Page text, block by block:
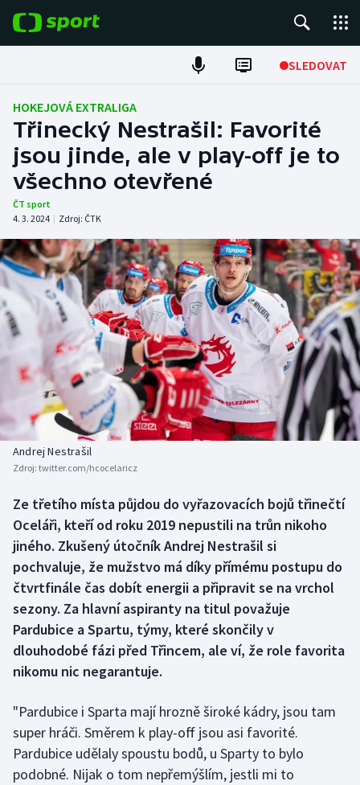
SLEDOVAT
Fotbal
Hokej
Tenis
Atletika
Cyklistika
DALŠÍ SPORTY
Americký fotbal
Baseball a softbal
Basketbal
Biatlon
Box
Curling
Dostihy
Florbal
Futsal
Golf
Gymnastika
NEPŘEHLÉDNĚTE
Soutěže
Historické návraty
Aplikace ČT sport
HOKEJOVÁ EXTRALIGA
Třinecký Nestrašil: Favorité
jsou jinde, ale v play-off je to
všechno otevřené
ČT sport
4. 3. 2024 | Zdroj: ČTK
Andrej Nestrašil
Zdroj: twitter.com/hcocelaricz
Ze třetího místa půjdou do vyřazovacích bojů třinečtí
Oceláři, kteří od roku 2019 nepustili na trůn nikoho
jiného. Zkušený útočník Andrej Nestrašil si
pochvaluje, že mužstvo má díky přímému postupu do
čtvrtfinále čas dobít energii a připravit se na vrchol
sezony. Za hlavní aspiranty na titul považuje
Pardubice a Spartu, týmy, které skončily v
dlouhodobé fázi před Třincem, ale ví, že role favorita
nikomu nic negarantuje.
"Pardubice i Sparta mají hrozně široké kádry, jsou tam
super hráči. Směrem k play-off jsou asi favorité.
Pardubice udělaly spoustu bodů, u Sparty to bylo
podobné. Nijak o tom nepřemýšlím, jestli mi to